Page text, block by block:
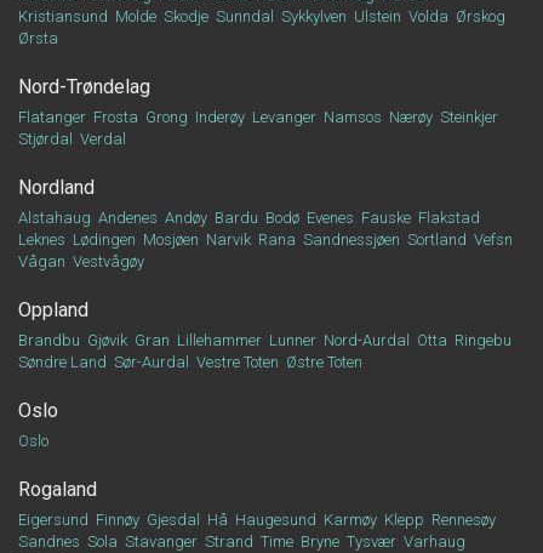
Kristiansund Molde Skodje Sunndal Sykkylven Ulstein Volda Ørskog
Ørsta
Nord-Trøndelag
Flatanger Frosta Grong Inderøy Levanger Namsos Nærøy Steinkjer
Stjørdal
Verdal
Nordland
Alstahaug Andenes Andøy Bardu Bodø Evenes Fauske Flakstad
Leknes Lødingen Mosjøen Narvik Rana Sandnessjøen Sortland Vefsn
Vågan Vestvågøy
Oppland
Brandbu Gjøvik Gran Lillehammer Lunner Nord-Aurdal Otta Ringebu
Søndre Land Sør-Aurdal Vestre Toten Østre Toten
Oslo
Oslo
Rogaland
Eigersund Finnøy Gjesdal Hå Haugesund Karmøy Klepp Rennesøy
Sandnes Sola Stavanger Strand Time Bryne Tysvær Varhaug